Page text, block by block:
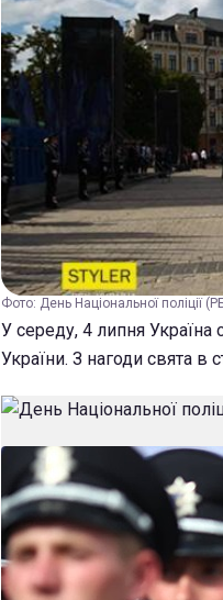
Фото: День Національної поліції
У середу, 4 липня Україна
України. З нагоди свята в